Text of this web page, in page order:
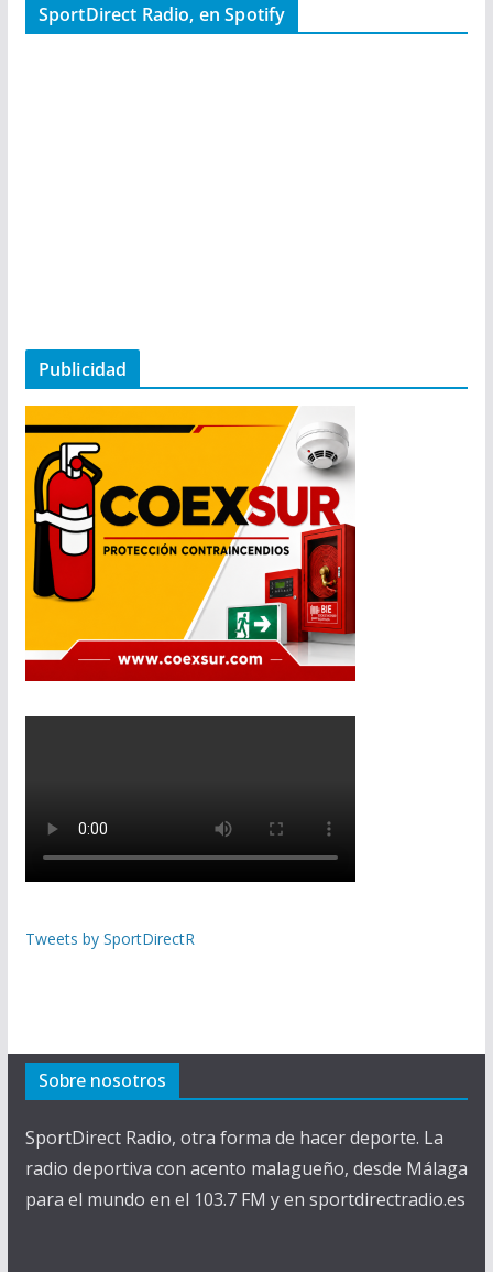
SportDirect Radio, en Spotify
Publicidad
Tweets by SportDirectR
Sobre nosotros
SportDirect Radio, otra forma de hacer deporte. La
radio deportiva con acento malagueño, desde Málaga
para el mundo en el 103.7 FM y en sportdirectradio.es